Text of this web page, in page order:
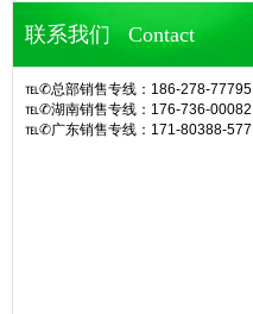
联系我们 Contact
℡✆总部销售专线：186-278-77795
℡✆湖南销售专线：176-736-00082
℡✆广东销售专线：171-80388-577